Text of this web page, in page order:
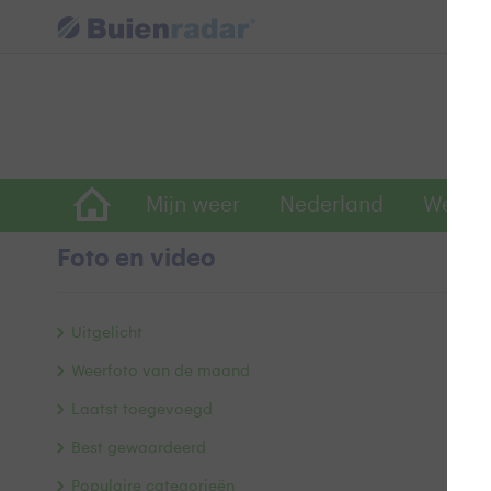
Mijn weer Nederland
Foto en video
Uitgelicht
Weerfoto van de maand
Laatst toegevoegd
Best gewaardeerd
Populaire categorieën